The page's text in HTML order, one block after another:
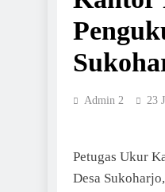
Admin 2 23
​Petugas Ukur
Desa